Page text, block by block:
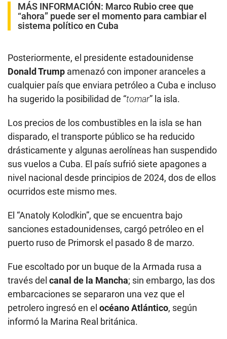
MÁS INFORMACIÓN: Marco Rubio cree que
“ahora” puede ser el momento para cambiar el
sistema político en Cuba
Posteriormente, el presidente estadounidense
Donald Trump amenazó con imponer aranceles a
cualquier país que enviara petróleo a Cuba e incluso
ha sugerido la posibilidad de “tomar” la isla.
Los precios de los combustibles en la isla se han
disparado, el transporte público se ha reducido
drásticamente y algunas aerolíneas han suspendido
sus vuelos a Cuba. El país sufrió siete apagones a
nivel nacional desde principios de 2024, dos de ellos
ocurridos este mismo mes.
El “Anatoly Kolodkin”, que se encuentra bajo
sanciones estadounidenses, cargó petróleo en el
puerto ruso de Primorsk el pasado 8 de marzo.
Fue escoltado por un buque de la Armada rusa a
través del canal de la Mancha; sin embargo, las dos
embarcaciones se separaron una vez que el
petrolero ingresó en el océano Atlántico, según
informó la Marina Real británica.